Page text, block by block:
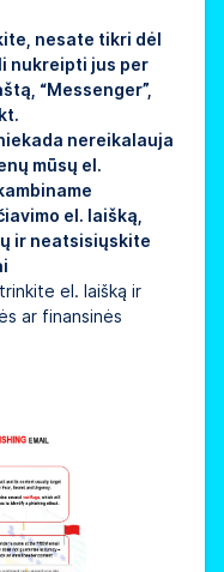
nesate tikri dėl
nukreipti jus per
“Messenger”,
nereikalauja
mūsų el.
el. laišką,
ir neatsisiųskite
el. laišką ir
ar finansinės